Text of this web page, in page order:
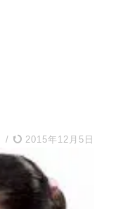
/ 2015年12月5日